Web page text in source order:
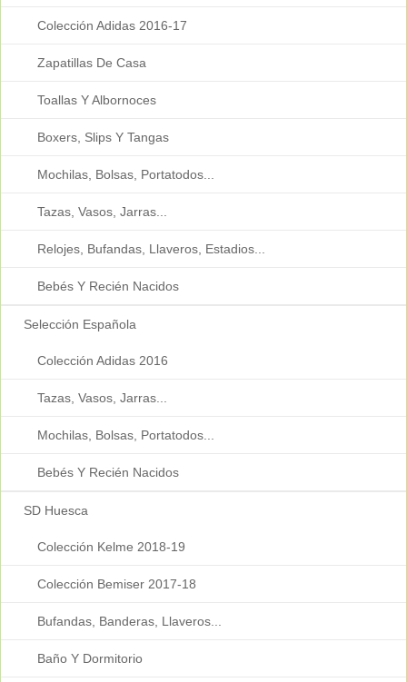
Colección Adidas 2016-17
Zapatillas De Casa
Toallas Y Albornoces
Boxers, Slips Y Tangas
Mochilas, Bolsas, Portatodos...
Tazas, Vasos, Jarras...
Relojes, Bufandas, Llaveros, Estadios...
Bebés Y Recién Nacidos
Selección Española
Colección Adidas 2016
Tazas, Vasos, Jarras...
Mochilas, Bolsas, Portatodos...
Bebés Y Recién Nacidos
SD Huesca
Colección Kelme 2018-19
Colección Bemiser 2017-18
Bufandas, Banderas, Llaveros...
Baño Y Dormitorio